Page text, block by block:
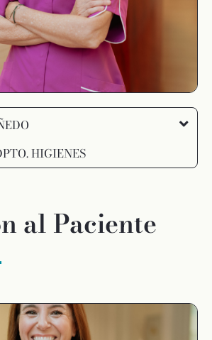
HIGIENES
al Paciente